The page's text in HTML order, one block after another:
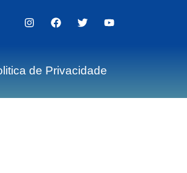
de Privacidade